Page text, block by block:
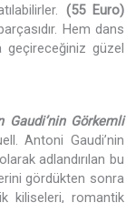
(55 Euro)
Hem dans
geçireceğiniz güzel
Gaudi’nin Görkemli
Antoni Gaudi’nin
adlandırılan bu
gördükten sonra
kiliseleri, romantik